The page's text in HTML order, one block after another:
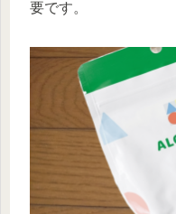
要です。